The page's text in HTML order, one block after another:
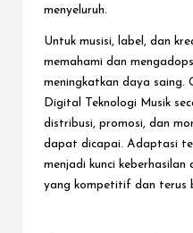
menyeluruh.
Untuk musisi, label, dan
memahami dan
meningkatkan daya saing.
Digital Teknologi Musik
distribusi, promosi, dan
dapat dicapai. Adaptasi
menjadi kunci
yang kompetitif dan terus